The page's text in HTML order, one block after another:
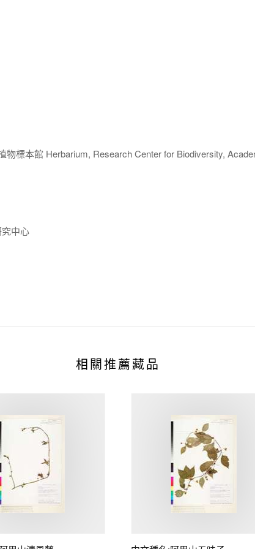
物標本館 Herbarium, Research Center for Biodiversity,
中心
相關推薦藏品